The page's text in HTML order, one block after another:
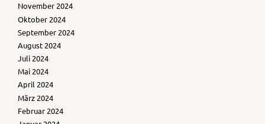
November 2024
Oktober 2024
September 2024
August 2024
Juli 2024
Mai 2024
April 2024
März 2024
Februar 2024